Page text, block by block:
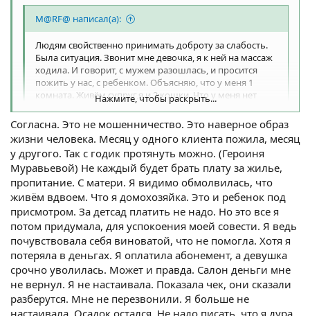
M@RF@ написал(а):
Людям свойственно принимать доброту за слабость.
Была ситуация. Звонит мне девочка, я к ней на массаж
ходила. И говорит, с мужем разошлась, и просится
пожить у нас, с ребенком. Объясняю, что у меня 1
комната. Живём супруг,я и 2 кошки. Что у меня нет
даже спального места свободного. Так она в такое
негодование вошла, что мне пришлось номер
заблокировать. Хотя казалось бы какое знакомство,
шапачное. А наглости много.
Нажмите, чтобы раскрыть...
Однако...
Сейчас припомнился не один такой похожий случай..
наверное это не мошенничество, но тож быть готовым
отказать надо...
Нажмите, чтобы раскрыть...
Согласна. Это не мошенничество. Это наверное образ
жизни человека. Месяц у одного клиента пожила, месяц
у другого. Так с годик протянуть можно. (Героиня
Муравьевой) Не каждый будет брать плату за жилье,
пропитание. С матери. Я видимо обмолвилась, что
живём вдвоем. Что я домохозяйка. Это и ребенок под
присмотром. За детсад платить не надо. Но это все я
потом придумала, для успокоения моей совести. Я ведь
почувствовала себя виноватой, что не помогла. Хотя я
потеряла в деньгах. Я оплатила абонемент, а девушка
срочно уволилась. Может и правда. Салон деньги мне
не вернул. Я не настаивала. Показала чек, они сказали
разберутся. Мне не перезвонили. Я больше не